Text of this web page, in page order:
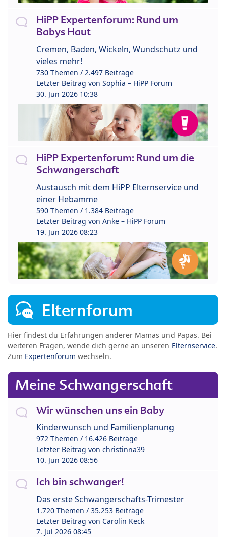
HiPP Expertenforum: Rund um
Babys Haut
Cremen, Baden, Wickeln, Wundschutz und
vieles mehr!
730 Themen / 2.497 Beiträge
Letzter Beitrag von Sophia – HiPP Forum
30. Jun 2026 10:38
HiPP Expertenforum: Rund um die
Schwangerschaft
Austausch mit dem HiPP Elternservice und
einer Hebamme
590 Themen / 1.384 Beiträge
Letzter Beitrag von Anke – HiPP Forum
19. Jun 2026 08:23
Elternforum
Hier findest du Erfahrungen anderer Mamas und Papas. Bei
weiteren Fragen, wende dich gerne an unseren Elternservice.
Zum Expertenforum wechseln.
Meine Schwangerschaft
Wir wünschen uns ein Baby
Kinderwunsch und Familienplanung
972 Themen / 16.426 Beiträge
Letzter Beitrag von christinna39
10. Jun 2026 08:56
Ich bin schwanger!
Das erste Schwangerschafts-Trimester
1.720 Themen / 35.253 Beiträge
Letzter Beitrag von Carolin Keck
7. Jul 2026 08:45